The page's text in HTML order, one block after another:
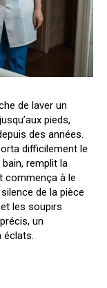
de laver un
pieds,
des années.
difficilement le
remplit la
commença à le
de la pièce
les soupirs
un
éclats.